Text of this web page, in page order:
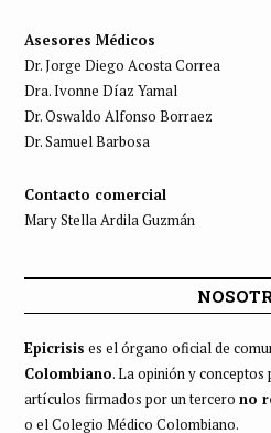
Asesores Médicos
Dr. Jorge Diego Acosta Correa
Dra. Ivonne Díaz Yamal
Dr. Oswaldo Alfonso Borraez
Dr. Samuel Barbosa
Contacto comercial
Mary Stella Ardila Guzmán
Epicrisis es el órgano oficial de
Colombiano. La opinión y
artículos firmados por un tercero no
o el Colegio Médico Colombiano.